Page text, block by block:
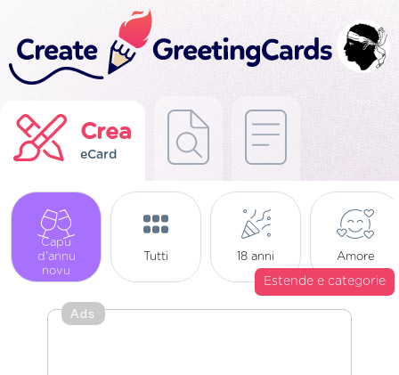
Crea
eCard
Capu
d'annu
novu
Tutti 18 anni Amore
Estende e categorie
Ads